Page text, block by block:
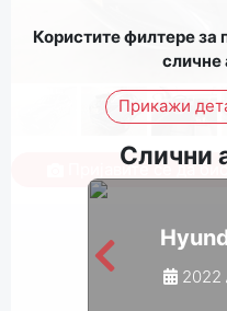
Користите филтере за
сличне
Прикажи
Слични
2022
Пријавите се да